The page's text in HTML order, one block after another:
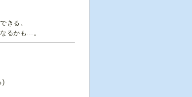
きる。
るかも…。
)